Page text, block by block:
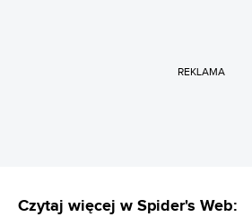
REKLAMA
Czytaj więcej w Spider's Web: